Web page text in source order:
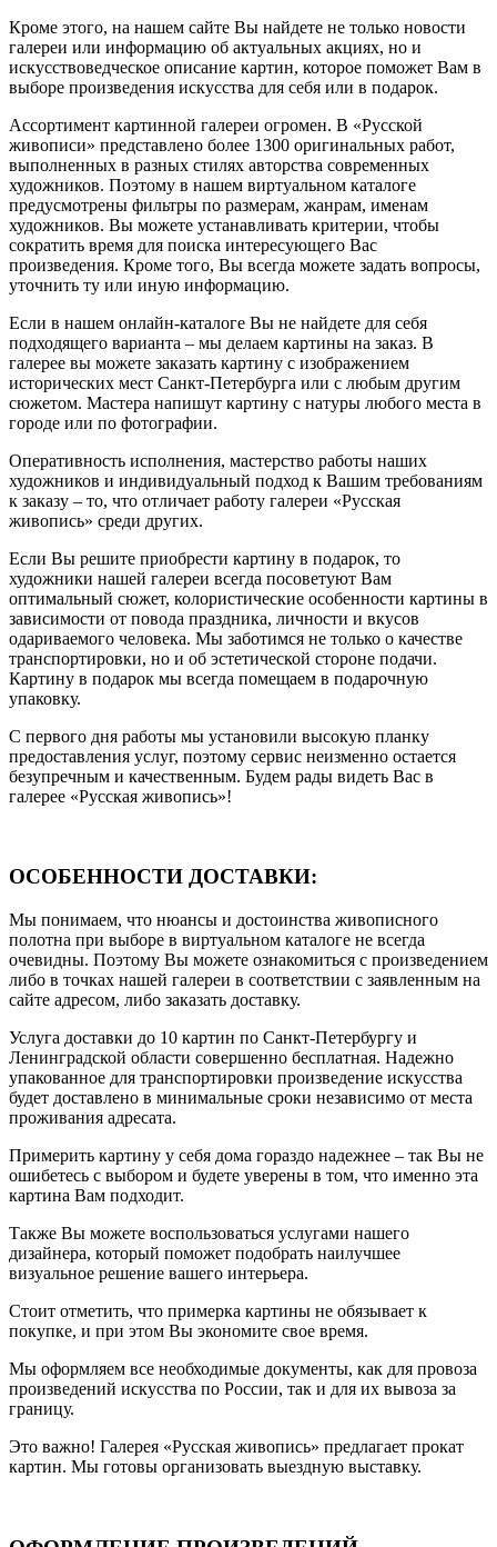
Кроме этого, на нашем сайте Вы найдете не только новости
галереи или информацию об актуальных акциях, но и
искусствоведческое описание картин, которое поможет Вам в
выборе произведения искусства для себя или в подарок.
Ассортимент картинной галереи огромен. В «Русской
живописи» представлено более 1300 оригинальных работ,
выполненных в разных стилях авторства современных
художников. Поэтому в нашем виртуальном каталоге
предусмотрены фильтры по размерам, жанрам, именам
художников. Вы можете устанавливать критерии, чтобы
сократить время для поиска интересующего Вас
произведения. Кроме того, Вы всегда можете задать вопросы,
уточнить ту или иную информацию.
Если в нашем онлайн-каталоге Вы не найдете для себя
подходящего варианта – мы делаем картины на заказ. В
галерее вы можете заказать картину с изображением
исторических мест Санкт-Петербурга или с любым другим
сюжетом. Мастера напишут картину с натуры любого места в
городе или по фотографии.
Оперативность исполнения, мастерство работы наших
художников и индивидуальный подход к Вашим требованиям
к заказу – то, что отличает работу галереи «Русская
живопись» среди других.
Если Вы решите приобрести картину в подарок, то
художники нашей галереи всегда посоветуют Вам
оптимальный сюжет, колористические особенности картины в
зависимости от повода праздника, личности и вкусов
одариваемого человека. Мы заботимся не только о качестве
транспортировки, но и об эстетической стороне подачи.
Картину в подарок мы всегда помещаем в подарочную
упаковку.
С первого дня работы мы установили высокую планку
предоставления услуг, поэтому сервис неизменно остается
безупречным и качественным. Будем рады видеть Вас в
галерее «Русская живопись»!
ОСОБЕННОСТИ ДОСТАВКИ:
Мы понимаем, что нюансы и достоинства живописного
полотна при выборе в виртуальном каталоге не всегда
очевидны. Поэтому Вы можете ознакомиться с произведением
либо в точках нашей галереи в соответствии с заявленным на
сайте адресом, либо заказать доставку.
Услуга доставки до 10 картин по Санкт-Петербургу и
Ленинградской области совершенно бесплатная. Надежно
упакованное для транспортировки произведение искусства
будет доставлено в минимальные сроки независимо от места
проживания адресата.
Примерить картину у себя дома гораздо надежнее – так Вы не
ошибетесь с выбором и будете уверены в том, что именно эта
картина Вам подходит.
Также Вы можете воспользоваться услугами нашего
дизайнера, который поможет подобрать наилучшее
визуальное решение вашего интерьера.
Стоит отметить, что примерка картины не обязывает к
покупке, и при этом Вы экономите свое время.
Мы оформляем все необходимые документы, как для провоза
произведений искусства по России, так и для их вывоза за
границу.
Это важно! Галерея «Русская живопись» предлагает прокат
картин. Мы готовы организовать выездную выставку.